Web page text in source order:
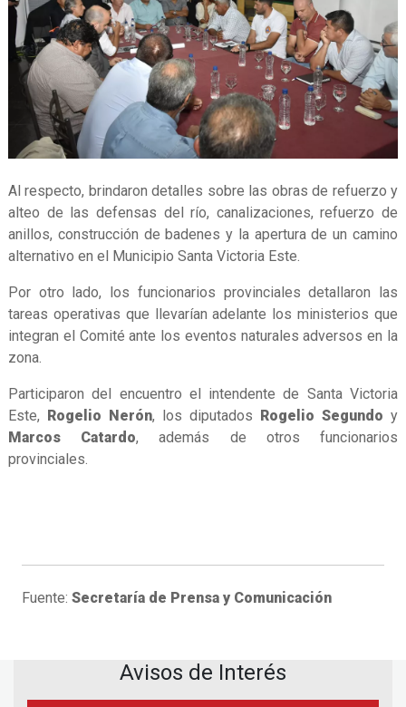
Al respecto, brindaron detalles sobre las obras de refuerzo y
alteo de las defensas del río, canalizaciones, refuerzo de
anillos, construcción de badenes y la apertura de un camino
alternativo en el Municipio Santa Victoria Este.
Por otro lado, los funcionarios provinciales detallaron las
tareas operativas que llevarían adelante los ministerios que
integran el Comité ante los eventos naturales adversos en la
zona.
Participaron del encuentro el intendente de Santa Victoria
Este, Rogelio Nerón, los diputados Rogelio Segundo y
Marcos Catardo, además de otros funcionarios
provinciales.
Fuente: Secretaría de Prensa y Comunicación
Avisos de Interés